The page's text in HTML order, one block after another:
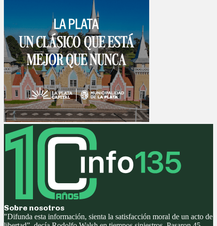
Sobre nosotros
"Difunda esta información, sienta la satisfacción moral de un acto de